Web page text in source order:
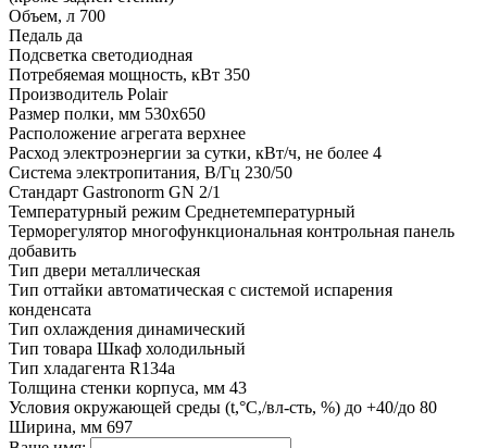
Объем, л 700
Педаль да
Подсветка светодиодная
Потребяемая мощность, кВт 350
Производитель Polair
Размер полки, мм 530x650
Расположение агрегата верхнее
Расход электроэнергии за сутки, кВт/ч, не более 4
Система электропитания, В/Гц 230/50
Стандарт Gastronorm GN 2/1
Температурный режим Среднетемпературный
Терморегулятор многофункциональная контрольная панель
добавить
Тип двери металлическая
Тип оттайки автоматическая с системой испарения
конденсата
Тип охлаждения динамический
Тип товара Шкаф холодильный
Тип хладагента R134a
Толщина стенки корпуса, мм 43
Условия окружающей среды (t,°C,/вл-сть, %) до +40/до 80
Ширина, мм 697